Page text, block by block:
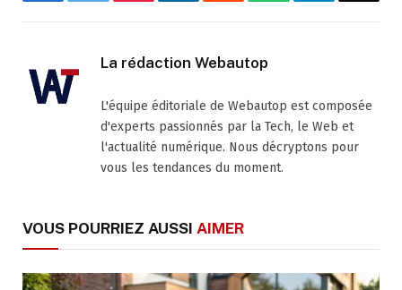
La rédaction Webautop
L'équipe éditoriale de Webautop est composée
d'experts passionnés par la Tech, le Web et
l'actualité numérique. Nous décryptons pour
vous les tendances du moment.
VOUS POURRIEZ AUSSI AIMER